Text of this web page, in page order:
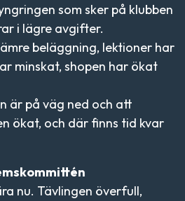
som sker på klubben
i lägre avgifter.
beläggning, lektioner har
minskat, shopen har ökat
är på väg ned och att
ökat, och där finns tid kvar
nu. Tävlingen överfull,